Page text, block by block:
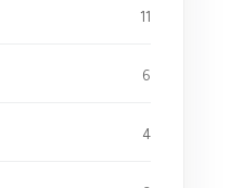
11
6
4